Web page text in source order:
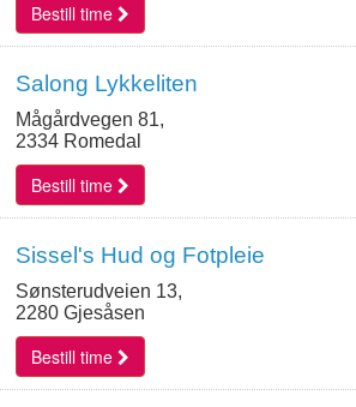
Bestill time
Salong Lykkeliten
Mågårdvegen 81,
2334 Romedal
Bestill time
Sissel's Hud og Fotpleie
Sønsterudveien 13,
2280 Gjesåsen
Bestill time